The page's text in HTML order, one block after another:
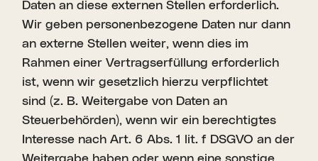
Daten an diese externen Stellen erforderlich.
Wir geben personenbezogene Daten nur dann
an externe Stellen weiter, wenn dies im
Rahmen einer Vertragserfüllung erforderlich
ist, wenn wir gesetzlich hierzu verpflichtet
sind (z. B. Weitergabe von Daten an
Steuerbehörden), wenn wir ein berechtigtes
Interesse nach Art. 6 Abs. 1 lit. f DSGVO an der